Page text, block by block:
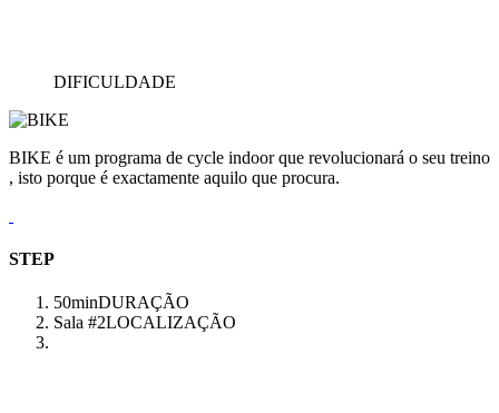
DIFICULDADE
BIKE é um programa de cycle indoor que revolucionará o seu treino
, isto porque é exactamente aquilo que procura.
STEP
50minDURAÇÃO
Sala #2LOCALIZAÇÃO